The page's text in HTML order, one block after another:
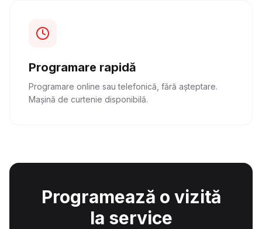
Programare rapidă
Programare online sau telefonică, fără așteptare.
Mașină de curtenie disponibilă.
Programează o vizită
la service